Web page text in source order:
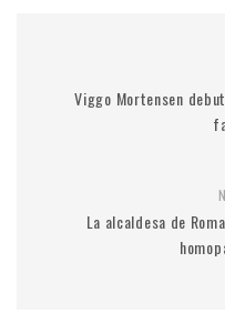
Viggo Mortensen
La alcaldesa de